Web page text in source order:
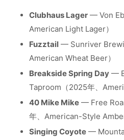
Clubhaus Lager — Von
American Light Lager）
Fuzztail — Sunriver
American Wheat Beer）
Breakside Spring Day —
Taproom（2025年、
40 Mike Mike — Free
年、American-Style
Singing Coyote —